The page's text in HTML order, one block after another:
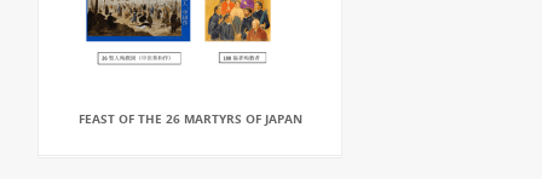
FEAST OF THE 26 MARTYRS OF JAPAN